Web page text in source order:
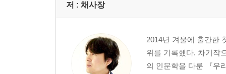
저 : 채사장
2014년 겨울에 출간한
위를 기록했다. 차기작
의 인문학을 다룬 『우